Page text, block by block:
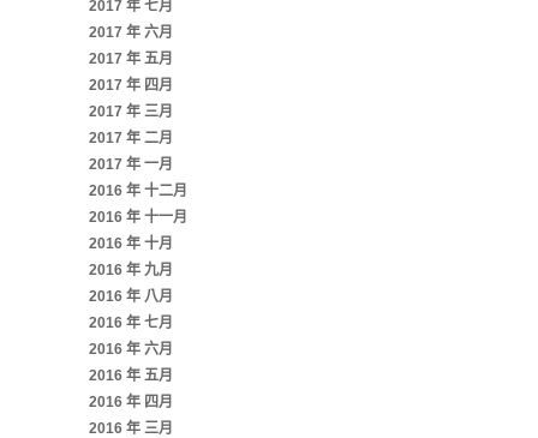
2017 年 七月
2017 年 六月
2017 年 五月
2017 年 四月
2017 年 三月
2017 年 二月
2017 年 一月
2016 年 十二月
2016 年 十一月
2016 年 十月
2016 年 九月
2016 年 八月
2016 年 七月
2016 年 六月
2016 年 五月
2016 年 四月
2016 年 三月